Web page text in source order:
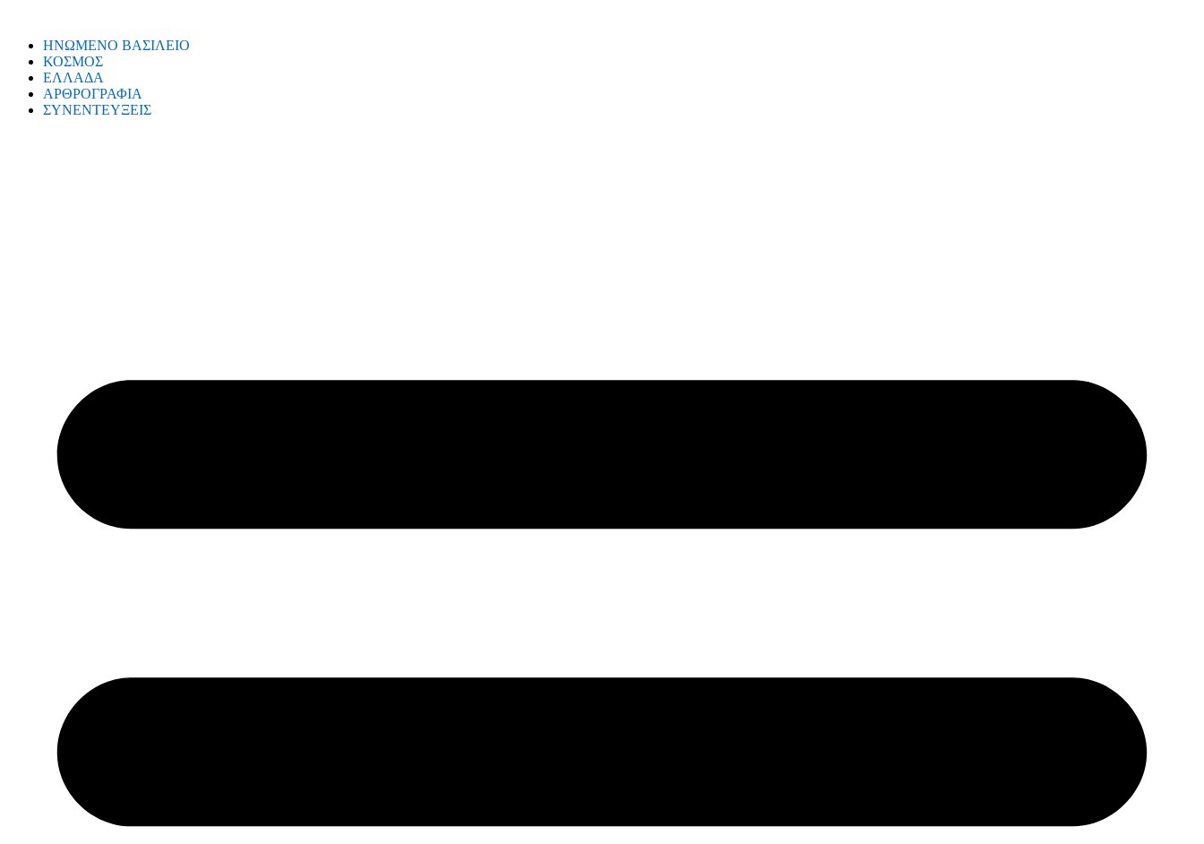
ΗΝΩΜΕΝΟ ΒΑΣΙΛΕΙΟ
ΚΟΣΜΟΣ
ΕΛΛΑΔΑ
ΑΡΘΡΟΓΡΑΦΙΑ
ΣΥΝΕΝΤΕΥΞΕΙΣ